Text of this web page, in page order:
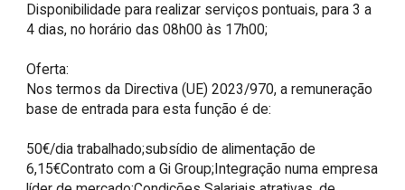
Disponibilidade para realizar serviços pontuais, para 3 a
4 dias, no horário das 08h00 às 17h00;
Oferta:
Nos termos da Directiva (UE) 2023/970, a remuneração
base de entrada para esta função é de:
50€/dia trabalhado;subsídio de alimentação de
6,15€Contrato com a Gi Group;Integração numa empresa